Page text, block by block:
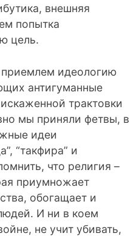
внешняя
попытка
цель.
идеологию
антигуманные
трактовки
мы приняли фетвы, в
идеи
“такфира” и
что религия –
приумножает
обогащает и
И ни в коем
не учит убивать,